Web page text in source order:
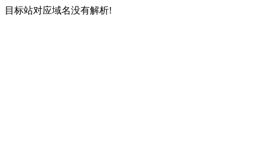
目标站对应域名没有解析!